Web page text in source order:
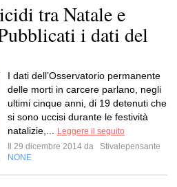
tra Natale e
i dati del
I dati dell’Osservatorio permanente
delle morti in carcere parlano, negli
ultimi cinque anni, di 19 detenuti che
si sono uccisi durante le festività
natalizie,...
Leggere il seguito
Il 29 dicembre 2014 da
Stivalepensante
NONE